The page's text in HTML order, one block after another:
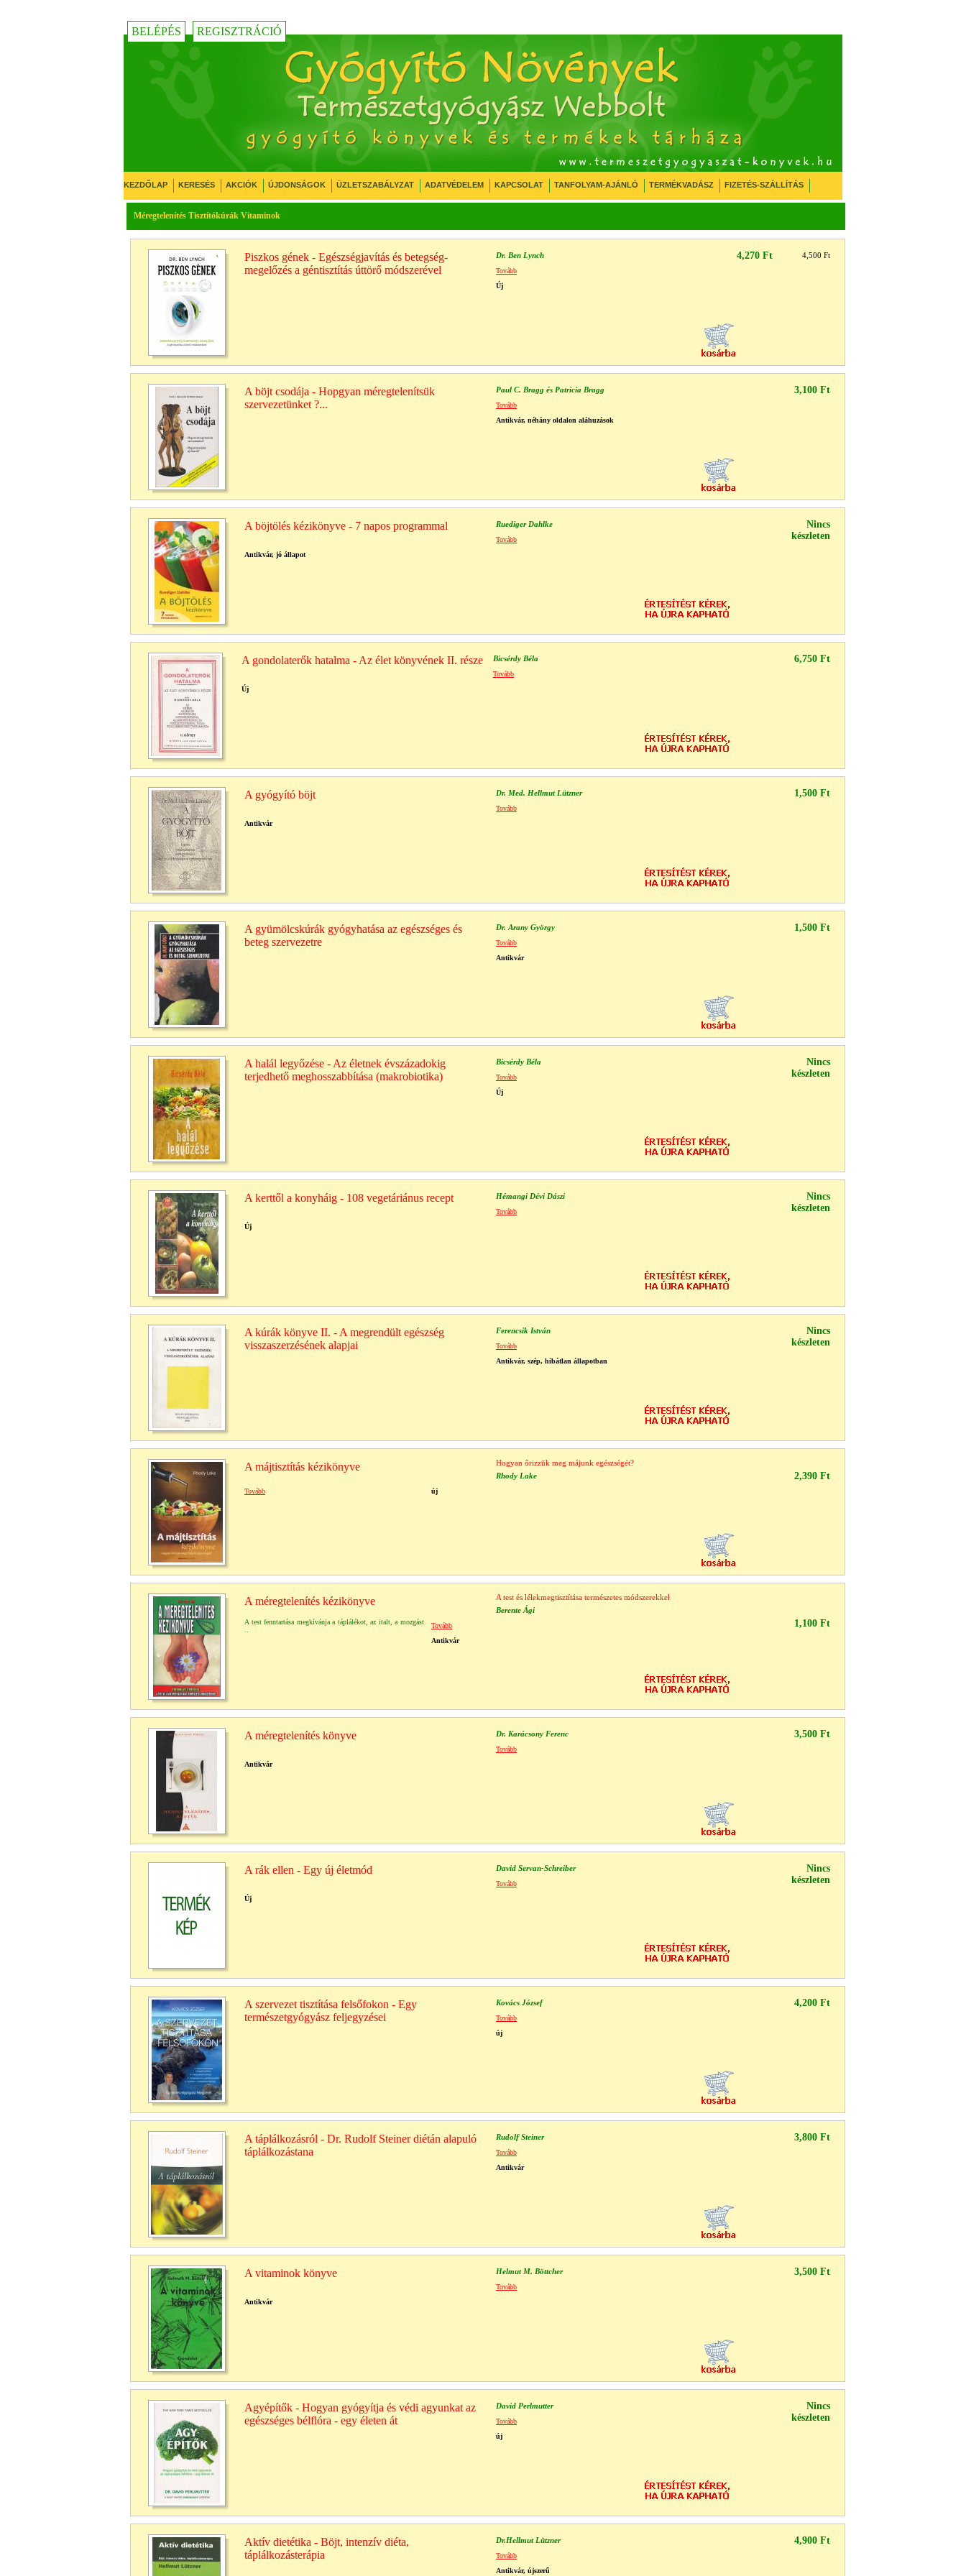
BELÉPÉS REGISZTRÁCIÓ
KEZDŐLAP KERESÉS AKCIÓK ÚJDONSÁGOK ÜZLETSZABÁLYZAT ADATVÉDELEM KAPCSOLAT TANFOLYAM-AJÁNLÓ TERMÉKVADÁSZ FIZETÉS-SZÁLLÍTÁS
Méregtelenítés Tisztítókúrák Vitaminok
Piszkos gének - Egészségjavítás és betegség-
megelőzés a géntisztítás úttörő módszerével
Dr. Ben Lynch 4,500 Ft
4,270 Ft
Tovább
Új
A böjt csodája - Hopgyan méregtelenítsük
szervezetünket ?...
Paul C. Bragg és Patricia Bragg 3,100 Ft
Tovább
Antikvár, néhány oldalon aláhuzások
A böjtölés kézikönyve - 7 napos programmal Ruediger Dahlke
Nincs
készleten
Tovább
Antikvár, jó állapot
A gondolaterők hatalma - Az élet könyvének II. része Bicsérdy Béla 6,750 Ft
Tovább
Új
A gyógyító böjt Dr. Med. Hellmut Lützner 1,500 Ft
Tovább
Antikvár
A gyümölcskúrák gyógyhatása az egészséges és
beteg szervezetre
Dr. Arany György 1,500 Ft
Tovább
Antikvár
A halál legyőzése - Az életnek évszázadokig
terjedhető meghosszabbítása (makrobiotika)
Bicsérdy Béla
Nincs
készleten
Tovább
Új
A kerttől a konyháig - 108 vegetáriánus recept Hémangi Dévi Dászi
Nincs
készleten
Tovább
Új
A kúrák könyve II. - A megrendült egészség
visszaszerzésének alapjai
Ferencsik István
Nincs
készleten
Tovább
Antikvár, szép, hibátlan állapotban
A májtisztítás kézikönyve
Hogyan őrizzük meg májunk egészségét?
Rhody Lake
2,390 Ft
Tovább új
A méregtelenítés kézikönyve
A test és lélekmegtisztítása természetes módszerekkel
Berente Ági
A test fenntartása megkívánja a táplálékot, az italt, a mozgást
1,100 Ft
Tovább
Antikvár
A méregtelenítés könyve Dr. Karácsony Ferenc 3,500 Ft
Tovább
Antikvár
A rák ellen - Egy új életmód David Servan-Schreiber
Nincs
készleten
Tovább
Új
A szervezet tisztítása felsőfokon - Egy
természetgyógyász feljegyzései
Kovács József 4,200 Ft
Tovább
új
A táplálkozásról - Dr. Rudolf Steiner diétán alapuló
táplálkozástana
Rudolf Steiner 3,800 Ft
Tovább
Antikvár
A vitaminok könyve Helmut M. Böttcher 3,500 Ft
Tovább
Antikvár
Agyépítők - Hogyan gyógyítja és védi agyunkat az
egészséges bélflóra - egy életen át
David Perlmutter
Nincs
készleten
Tovább
új
Aktív dietétika - Böjt, intenzív diéta,
táplálkozásterápia
Dr.Hellmut Lützner 4,900 Ft
Tovább
Antikvár, újszerű